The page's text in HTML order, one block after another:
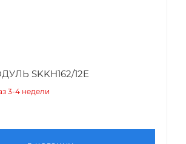
SKKH162/12E
3-4 недели